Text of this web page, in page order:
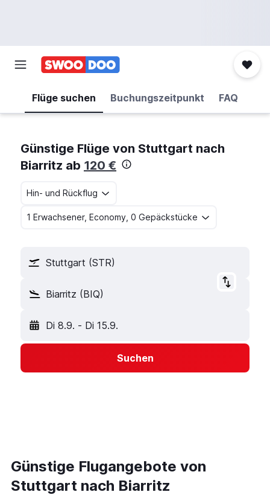
Flüge suchen Buchungszeitpunkt FAQ
Günstige Flüge von Stuttgart nach
Biarritz ab 120 €
Hin- und Rückflug
1 Erwachsener, Economy, 0 Gepäckstücke
Stuttgart (STR)
Biarritz (BIQ)
Di 8.9. - Di 15.9.
Suchen
Günstige Flugangebote von
Stuttgart nach Biarritz